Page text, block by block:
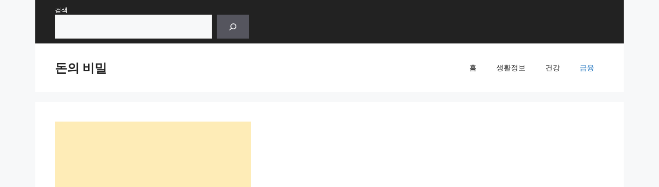
검색
돈의 비밀 홈 생활정보 건강 금융